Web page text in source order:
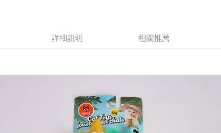
【全家】取貨1500免運
【7-11】取貨1500免運
每筆NT$60，滿NT$1,500(含以上)免運費
詳細說明 相關推薦